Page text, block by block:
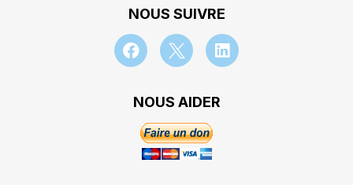
NOUS SUIVRE
NOUS AIDER